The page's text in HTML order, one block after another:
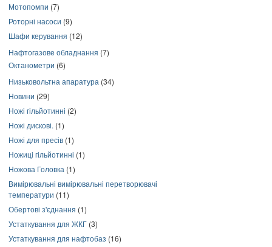
Мотопомпи (7)
Роторні насоси (9)
Шафи керування (12)
Нафтогазове обладнання (7)
Октанометри (6)
Низьковольтна апаратура (34)
Новини (29)
Ножі гільйотинні (2)
Ножі дискові. (1)
Ножі для пресів (1)
Ножиці гільйотинні (1)
Ножова Головка (1)
Вимірювальні вимірювальні перетворювачі
температури (11)
Обертові з'єднання (1)
Устаткування для ЖКГ (3)
Устаткування для нафтобаз (16)